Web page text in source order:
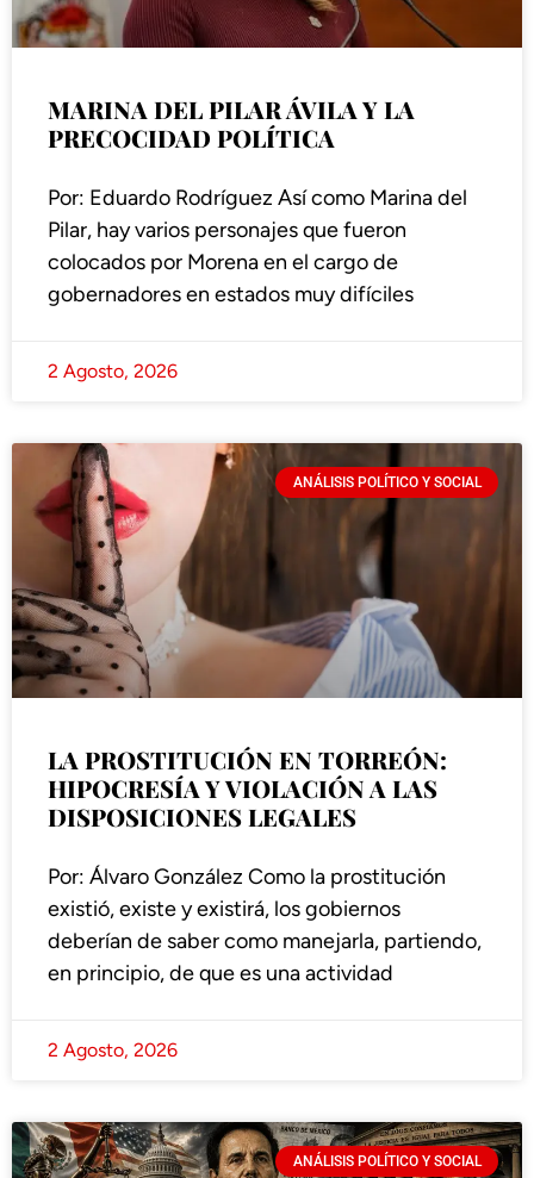
MARINA DEL PILAR ÁVILA Y LA
PRECOCIDAD POLÍTICA
Por: Eduardo Rodríguez Así como Marina del
Pilar, hay varios personajes que fueron
colocados por Morena en el cargo de
gobernadores en estados muy difíciles
2 Agosto, 2026
ANÁLISIS POLÍTICO Y SOCIAL
LA PROSTITUCIÓN EN TORREÓN:
HIPOCRESÍA Y VIOLACIÓN A LAS
DISPOSICIONES LEGALES
Por: Álvaro González Como la prostitución
existió, existe y existirá, los gobiernos
deberían de saber como manejarla, partiendo,
en principio, de que es una actividad
2 Agosto, 2026
ANÁLISIS POLÍTICO Y SOCIAL